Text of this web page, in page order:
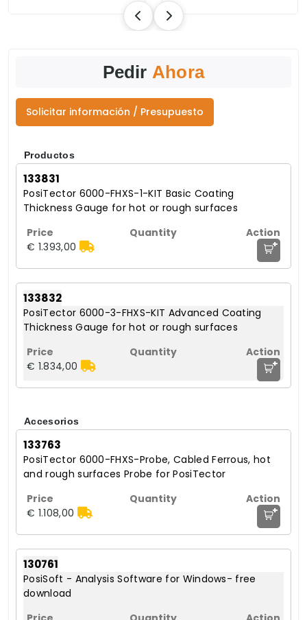
Pedir Ahora
Solicitar información / Presupuesto
Productos
133831
PosiTector 6000-FHXS-1-KIT Basic Coating
Thickness Gauge for hot or rough surfaces
€ 1.393,00 +
133832
PosiTector 6000-3-FHXS-KIT Advanced Coating
Thickness Gauge for hot or rough surfaces
€ 1.834,00 +
Accesorios
133763
PosiTector 6000-FHXS-Probe, Cabled Ferrous, hot
and rough surfaces Probe for PosiTector
€ 1.108,00 +
130761
PosiSoft - Analysis Software for Windows- free
download